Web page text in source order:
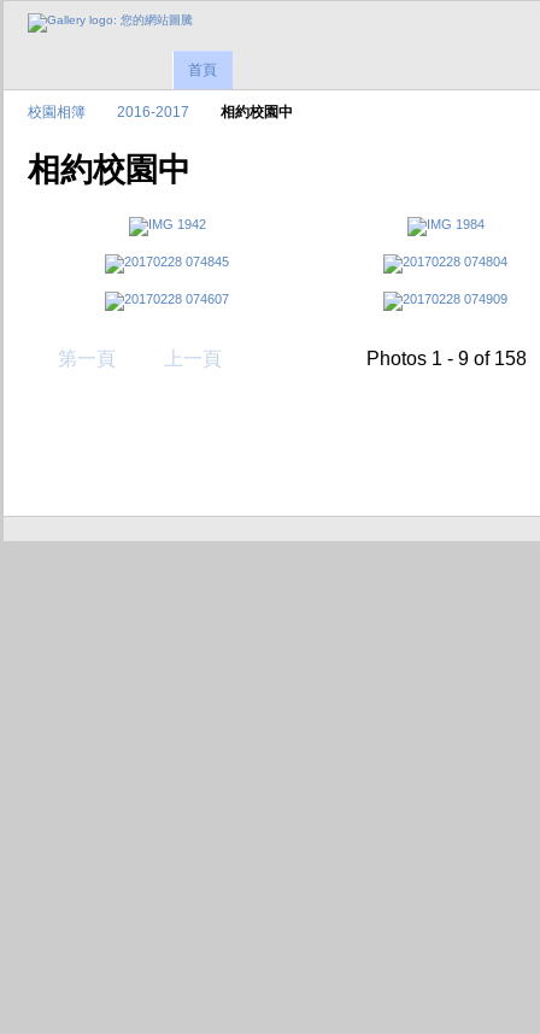
首頁
校園相簿 2016-2017 相約校園中
相約校園中
第一頁 上一頁 Photos 1 - 9 of 158